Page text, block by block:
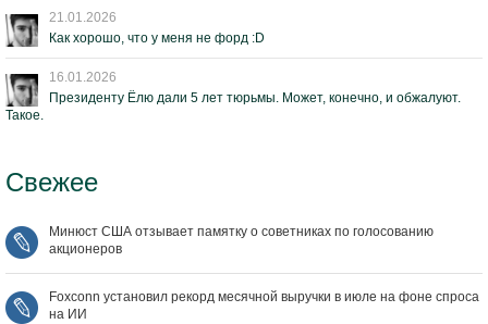
21.01.2026
Как хорошо, что у меня не форд :D
16.01.2026
Президенту Ёлю дали 5 лет тюрьмы. Может, конечно, и обжалуют.
Такое.
Свежее
Минюст США отзывает памятку о советниках по голосованию
акционеров
Foxconn установил рекорд месячной выручки в июле на фоне спроса
на ИИ